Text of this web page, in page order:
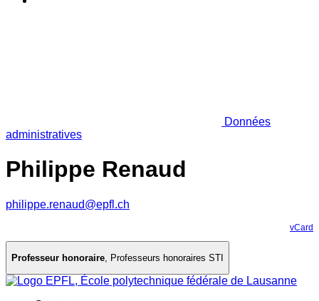
Données
administratives
Philippe Renaud
philippe.renaud@epfl.ch
vCard
Professeur honoraire, Professeurs honoraires STI